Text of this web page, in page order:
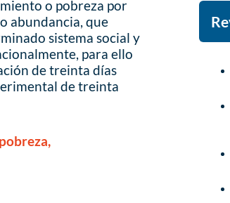
o pobreza por
abundancia, que
sistema social y
para ello
de treinta días
de treinta